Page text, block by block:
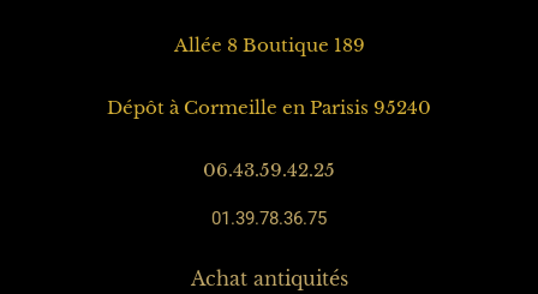
Allée 8 Boutique 189
Dépôt à Cormeille en Parisis 95240
06.43.59.42.25
01.39.78.36.75
Achat antiquités